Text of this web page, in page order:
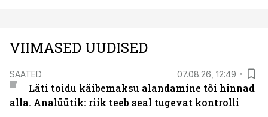
VIIMASED UUDISED
SAATED 07.08.26, 12:49
Läti toidu käibemaksu alandamine tõi hinnad
alla. Analüütik: riik teeb seal tugevat kontrolli